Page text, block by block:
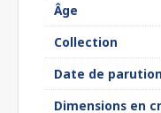
Âge
Collection
Date de parution
Dimensions en